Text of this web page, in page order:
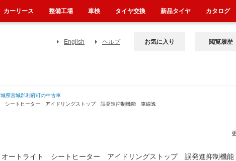
English ヘルプ お気に入り 閲覧履歴
県宮城郡利府町の中古車
ートヒーター アイドリングストップ 誤発進抑制機能 車線逸
ートライト シートヒーター アイドリングストップ 誤発進抑制機
カーリース 整備工場 車検 タイヤ交換 新品タイヤ カタログ